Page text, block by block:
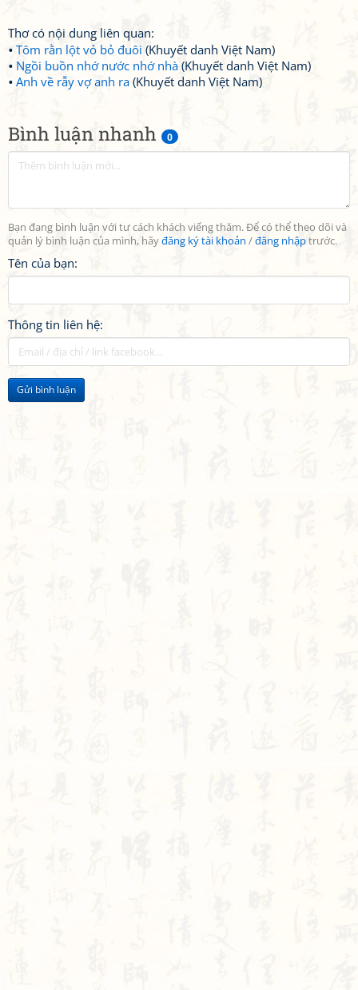
Bình luận nhanh 0
Bạn đang bình luận với tư cách khách viếng thăm. Để có thể theo dõi và
quản lý bình luận của mình, hãyđăng ký tài khoản /đăng nhậptrước.
Tên của bạn:
Thông tin liên hệ:
Gửi bình luận
Thơ có nội dung liên quan:
Tôm rằn lột vỏ bỏ đuôi (Khuyết danh Việt Nam)
Ngồi buồn nhớ nước nhớ nhà (Khuyết danh Việt Nam)
Anh về rẫy vợ anh ra (Khuyết danh Việt Nam)